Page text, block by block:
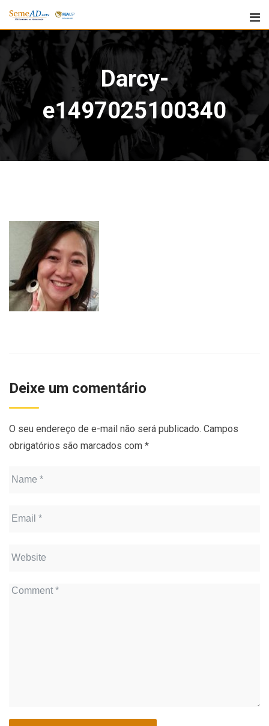
Darcy-
e1497025100340
Deixe um comentário
O seu endereço de e-mail não será publicado. Campos
obrigatórios são marcados com *